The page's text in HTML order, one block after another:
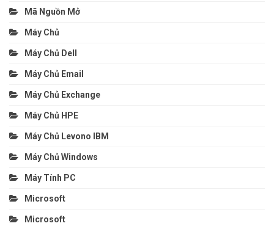
Mã Nguồn Mở
Máy Chủ
Máy Chủ Dell
Máy Chủ Email
Máy Chủ Exchange
Máy Chủ HPE
Máy Chủ Levono IBM
Máy Chủ Windows
Máy Tính PC
Microsoft
Microsoft